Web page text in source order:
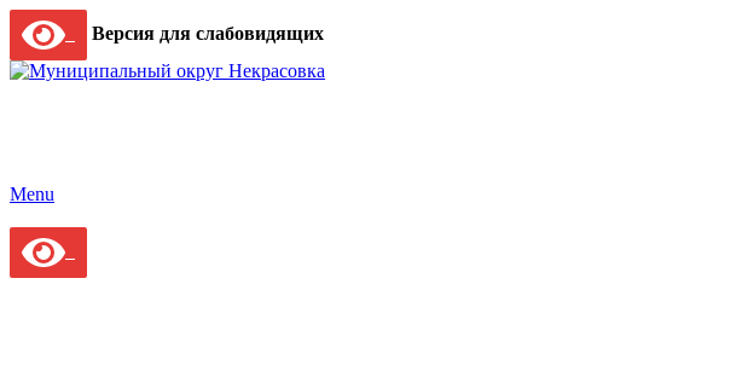
Версия для слабовидящих
Menu